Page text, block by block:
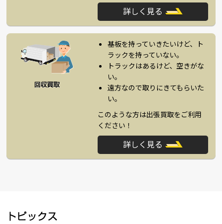
詳しく見る
基板を持っていきたいけど、ト
ラックを持っていない。
トラックはあるけど、空きがな
い。
遠方なので取りにきてもらいた
い。
このような方は出張買取をご利用
ください！
詳しく見る